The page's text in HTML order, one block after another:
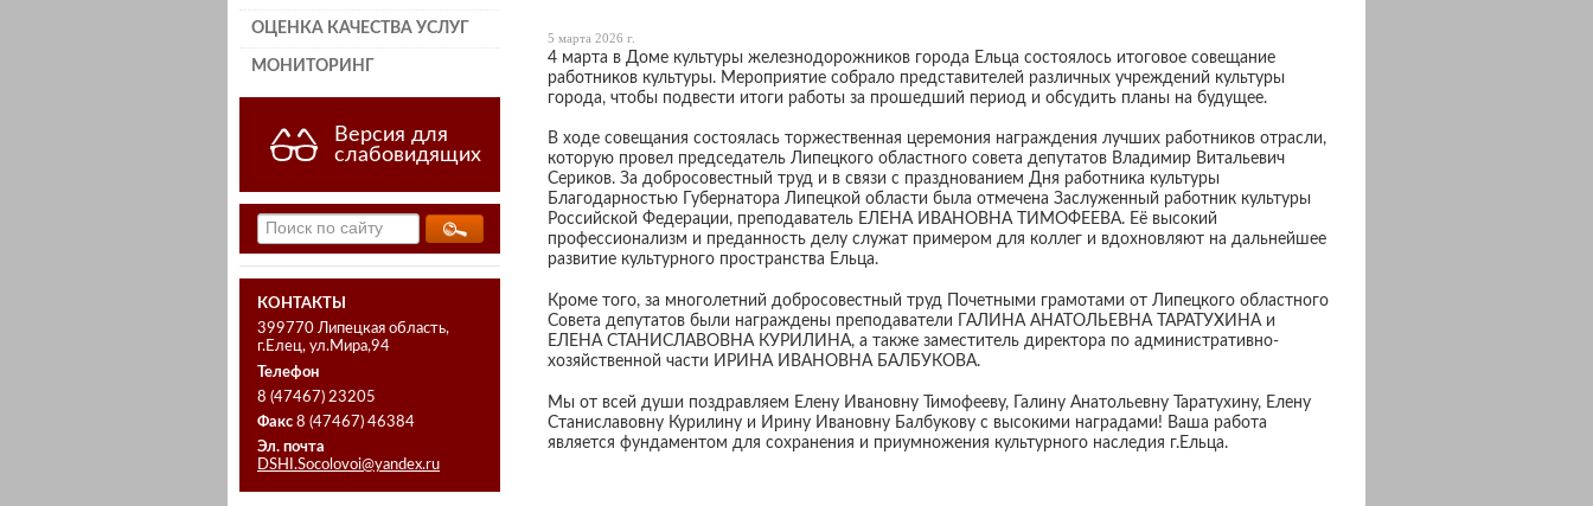
ОЦЕНКА КАЧЕСТВА УСЛУГ
МОНИТОРИНГ
Версия для
слабовидящих
КОНТАКТЫ
399770 Липецкая область,
г.Елец, ул.Мира,94
Телефон
8 (47467) 23205
Факс 8 (47467) 46384
Эл. почта
DSHI.Socolovoi@yandex.ru
5 марта 2026 г.
4 марта в Доме культуры железнодорожников города Ельца состоялось итоговое совещание
работников культуры. Мероприятие собрало представителей различных учреждений культуры
города, чтобы подвести итоги работы за прошедший период и обсудить планы на будущее.
В ходе совещания состоялась торжественная церемония награждения лучших работников отрасли,
которую провел председатель Липецкого областного совета депутатов Владимир Витальевич
Сериков. За добросовестный труд и в связи с празднованием Дня работника культуры
Благодарностью Губернатора Липецкой области была отмечена Заслуженный работник культуры
Российской Федерации, преподаватель ЕЛЕНА ИВАНОВНА ТИМОФЕЕВА. Её высокий
профессионализм и преданность делу служат примером для коллег и вдохновляют на дальнейшее
развитие культурного пространства Ельца.
Кроме того, за многолетний добросовестный труд Почетными грамотами от Липецкого областного
Совета депутатов были награждены преподаватели ГАЛИНА АНАТОЛЬЕВНА ТАРАТУХИНА и
ЕЛЕНА СТАНИСЛАВОВНА КУРИЛИНА, а также заместитель директора по административно-
хозяйственной части ИРИНА ИВАНОВНА БАЛБУКОВА.
Мы от всей души поздравляем Елену Ивановну Тимофееву, Галину Анатольевну Таратухину, Елену
Станиславовну Курилину и Ирину Ивановну Балбукову с высокими наградами! Ваша работа
является фундаментом для сохранения и приумножения культурного наследия г.Ельца.